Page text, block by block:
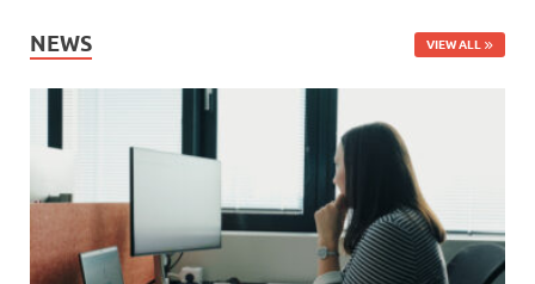
NEWS VIEW ALL